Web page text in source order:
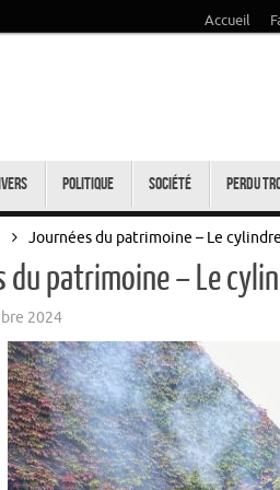
Accueil
Politique Société Perdu
Journées du patrimoine – Le
du patrimoine – Le
2024